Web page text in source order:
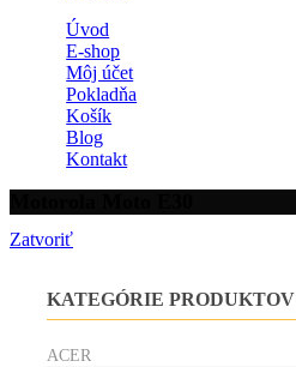
Úvod
E-shop
Môj účet
Pokladňa
Košík
Blog
Kontakt
Zatvoriť
KATEGÓRIE PRODUKTOV
ACER